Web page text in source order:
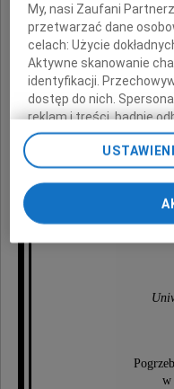
w
My, nasi Zaufani
przetwarzać dane
celach:Użycie
Aktywne skanowanie
identyfikacji.
dostęp do nich.
reklam i treści, badnie
Lista Zaufanych